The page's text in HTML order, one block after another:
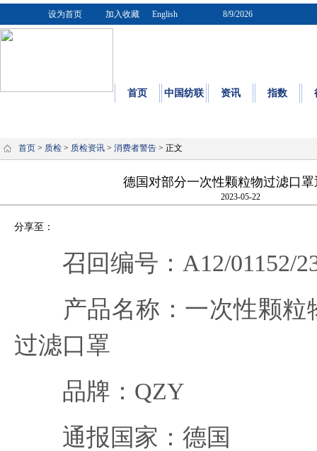
设为首页 加入收藏 English 8/9/2026
首页 中国纺联 资讯 指数
首页 > 质检 > 质检资讯 > 消费者警告 > 正文
德国对部分一次性颗粒物过滤口
2023-05-22
分享至：
召回编号：A12/01152/
产品名称：一次性颗粒
过滤口罩
品牌：QZY
通报国家：德国